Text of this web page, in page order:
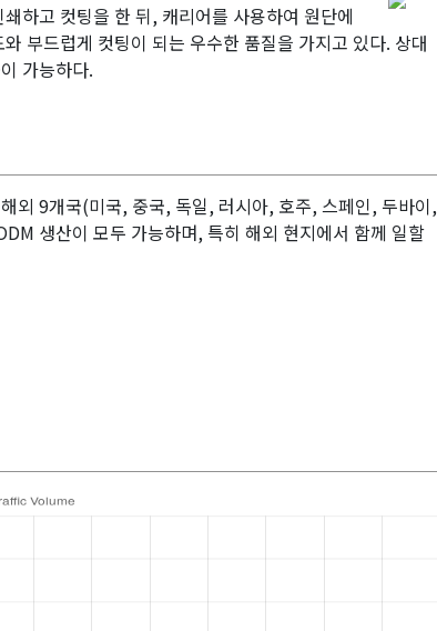
하고 컷팅을 한 뒤, 캐리어를 사용하여 원단에
부드럽게 컷팅이 되는 우수한 품질을 가지고 있다. 상대
가능하다.
외 9개국(미국, 중국, 독일, 러시아, 호주, 스페인, 두바이,
생산이 모두 가능하며, 특히 해외 현지에서 함께 일할